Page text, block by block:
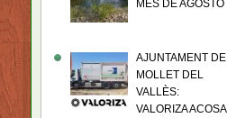
MES DE AGOSTO
AJUNTAMENT DE
MOLLET DEL
VALLÈS:
VALORIZA ACOSA